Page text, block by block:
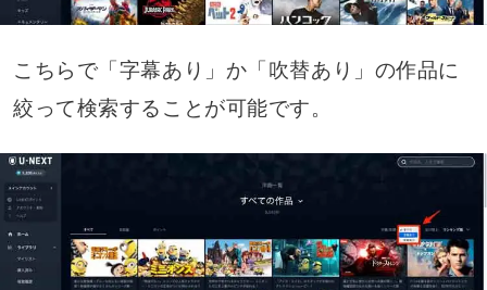
こちらで「字幕あり」か「吹替あり」の作品に
絞って検索することが可能です。